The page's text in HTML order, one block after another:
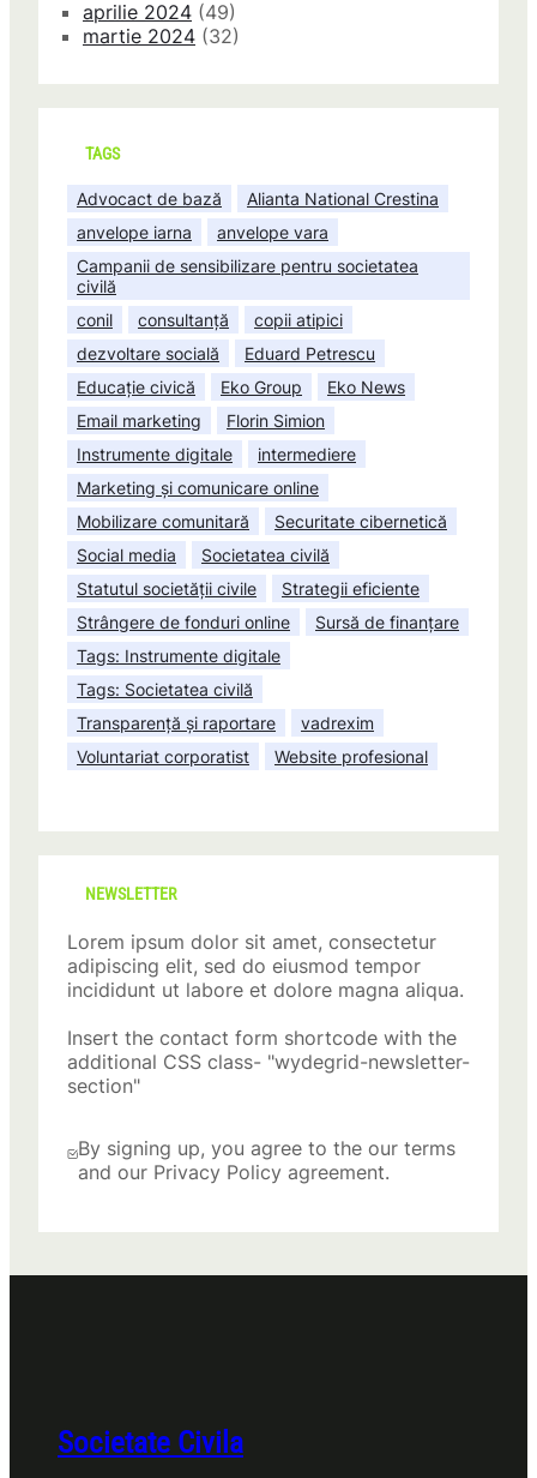
aprilie 2024 (49)
martie 2024 (32)
TAGS
Advocact de bază
Alianta National Crestina
anvelope iarna
anvelope vara
Campanii de sensibilizare pentru societatea
civilă
conil
consultanță
copii atipici
dezvoltare socială
Eduard Petrescu
Educație civică
Eko Group
Eko News
Email marketing
Florin Simion
Instrumente digitale
intermediere
Marketing și comunicare online
Mobilizare comunitară
Securitate cibernetică
Social media
Societatea civilă
Statutul societății civile
Strategii eficiente
Strângere de fonduri online
Sursă de finanțare
Tags: Instrumente digitale
Tags: Societatea civilă
Transparență și raportare
vadrexim
Voluntariat corporatist
Website profesional
NEWSLETTER
Lorem ipsum dolor sit amet, consectetur
adipiscing elit, sed do eiusmod tempor
incididunt ut labore et dolore magna aliqua.
Insert the contact form shortcode with the
additional CSS class- "wydegrid-newsletter-
section"
By signing up, you agree to the our terms
and our Privacy Policy agreement.
Societate Civila